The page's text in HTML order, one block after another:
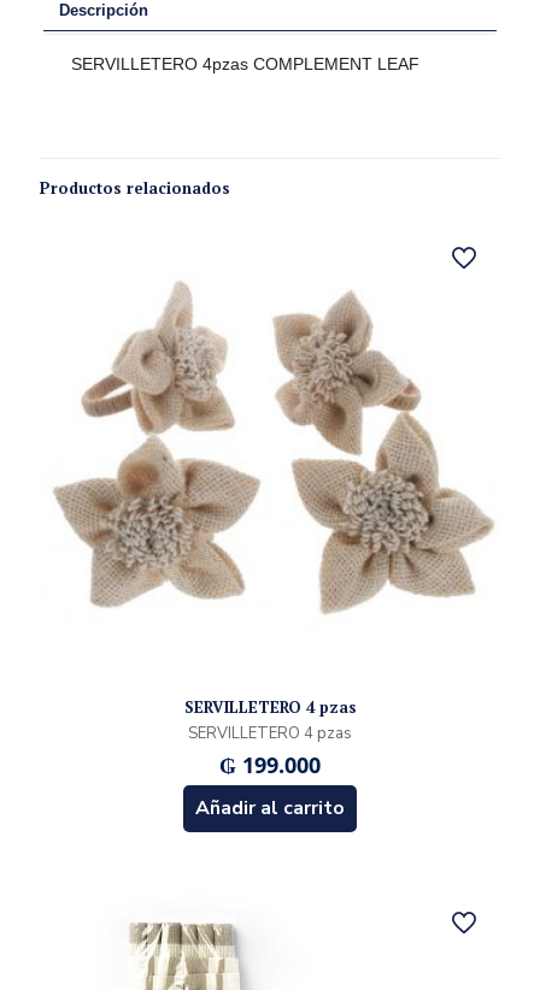
Descripción
SERVILLETERO 4pzas COMPLEMENT LEAF
Productos relacionados
SERVILLETERO 4 pzas
SERVILLETERO 4 pzas
₲ 199.000
Añadir al carrito